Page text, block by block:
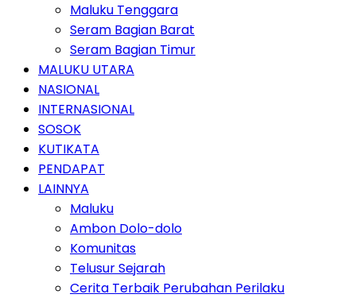
Maluku Tenggara
Seram Bagian Barat
Seram Bagian Timur
MALUKU UTARA
NASIONAL
INTERNASIONAL
SOSOK
KUTIKATA
PENDAPAT
LAINNYA
Maluku
Ambon Dolo-dolo
Komunitas
Telusur Sejarah
Cerita Terbaik Perubahan Perilaku